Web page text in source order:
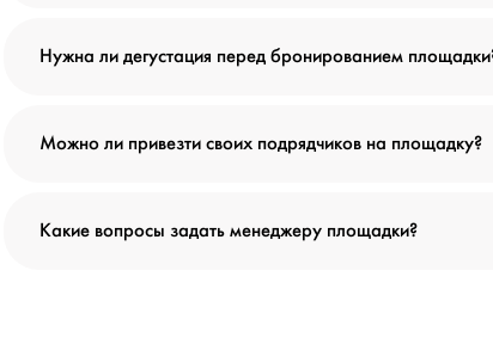
Нужна ли дегустация перед бронированием
Можно ли привезти своих подрядчиков на площадку?
Какие вопросы задать менеджеру площадки?